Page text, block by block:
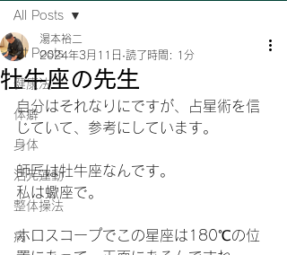
All Posts
健康法
体癖
身体
活元運動
整体操法
病
All Posts
牡牛座の先生
湯本裕二
2024年3月11日 読了時間: 1分
自分はそれなりにですが、占星術を信
じていて、参考にしています。
師匠は牡牛座なんです。
私は蠍座で。
ホロスコープでこの星座は180℃の位